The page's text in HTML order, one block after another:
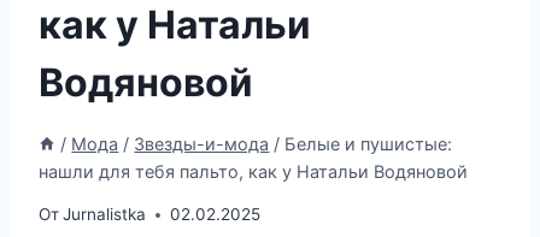
как у Натальи
Водяновой
/ Мода / Звезды-и-мода / Белые и пушистые:
нашли для тебя пальто, как у Натальи Водяновой
ОтJurnalistka 02.02.2025